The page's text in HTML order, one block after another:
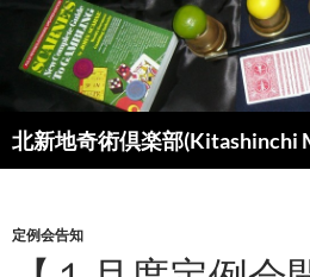
へ
ッ
北新地奇術倶楽部(Kitashinchi
検
索
定例会告知